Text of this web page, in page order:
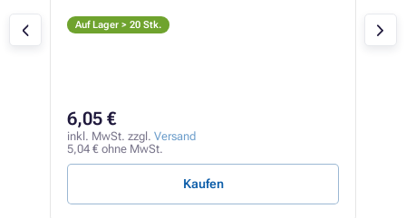
Auf Lager > 20 Stk.
6,05 €
inkl. MwSt. zzgl. Versand
5,04 € ohne MwSt.
Kaufen